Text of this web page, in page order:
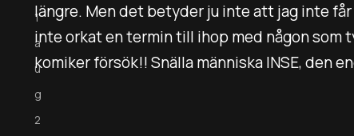
längre. Men det betyder ju inte att jag inte
inte orkat en termin till ihop med någon som
komiker försök!!Snälla människa INSE, den
1
a
u
g
2